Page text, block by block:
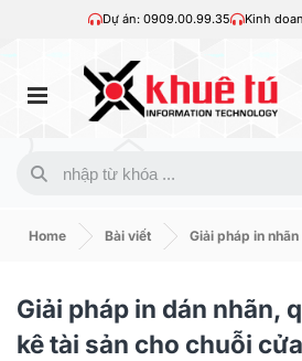
Dự án: 0909.00.99.35 Kinh
Home Bài viết Giải pháp in nhãn
Giải pháp in dán nhãn,
kê tài sản cho chuỗi